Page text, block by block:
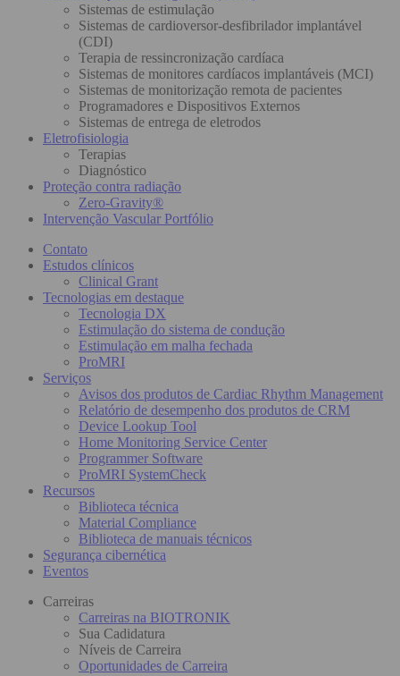
Sistemas de estimulação
Sistemas de cardioversor-desfibrilador implantável
(CDI)
Terapia de ressincronização cardíaca
Sistemas de monitores cardíacos implantáveis (MCI)
Sistemas de monitorização remota de pacientes
Programadores e Dispositivos Externos
Sistemas de entrega de eletrodos
Eletrofisiologia
Terapias
Diagnóstico
Proteção contra radiação
Zero-Gravity®
Intervenção Vascular Portfólio
Contato
Estudos clínicos
Clinical Grant
Tecnologias em destaque
Tecnologia DX
Estimulação do sistema de condução
Estimulação em malha fechada
ProMRI
Serviços
Avisos dos produtos de Cardiac Rhythm Management
Relatório de desempenho dos produtos de CRM
Device Lookup Tool
Home Monitoring Service Center
Programmer Software
ProMRI SystemCheck
Recursos
Biblioteca técnica
Material Compliance
Biblioteca de manuais técnicos
Segurança cibernética
Eventos
Carreiras
Carreiras na BIOTRONIK
Sua Cadidatura
Níveis de Carreira
Oportunidades de Carreira